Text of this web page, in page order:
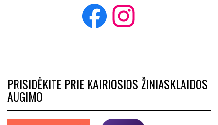
Facebook
Instagram
PRISIDĖKITE PRIE KAIRIOSIOS ŽINIASKLAIDOS
AUGIMO